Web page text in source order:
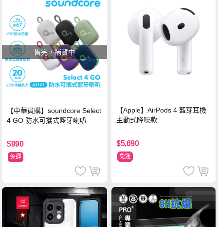
售完，補貨中
【中華員購】soundcore Select
4 GO 防水可攜式藍牙喇叭
$990
免運
【Apple】AirPods 4 藍芽耳機
主動式降噪款
$5,690
免運